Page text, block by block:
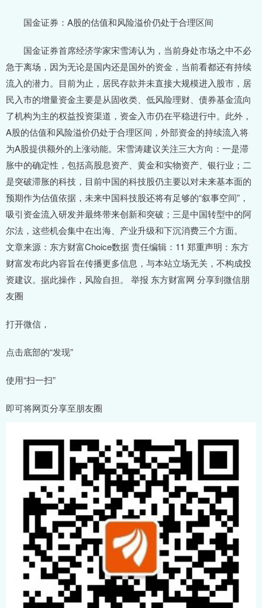
国金证券：A股的估值和风险溢价仍处于合理区间
国金证券首席经济学家宋雪涛认为，当前身处市场之中不必
急于离场，因为无论是国内还是国外的资金，当前看都还有持续
流入的潜力。目前为止，居民存款并未直接大规模进入股市，居
民入市的增量资金主要是从固收类、低风险理财、债券基金流向
了机构为主的权益投资渠道，资金入市仍在平稳进行中。此外，
A股的估值和风险溢价仍处于合理区间，外部资金的持续流入将
为A股提供额外的上涨动能。宋雪涛建议关注三大方向：一是滞
胀中的确定性，包括高股息资产、黄金和实物资产、银行业；二
是突破滞胀的科技，目前中国的科技股仍主要以对未来基本面的
预期作为估值依据，未来中国科技股还将有足够的“叙事空间”，
吸引资金流入研发并最终带来创新和突破；三是中国转型中的阿
尔法，这些机会集中在出海、产业升级和下沉消费三个方面。
文章来源：东方财富Choice数据 责任编辑：11 郑重声明：东方
财富发布此内容旨在传播更多信息，与本站立场无关，不构成投
资建议。据此操作，风险自担。 举报 东方财富网 分享到微信朋
友圈
打开微信，
点击底部的“发现”
使用“扫一扫”
即可将网页分享至朋友圈